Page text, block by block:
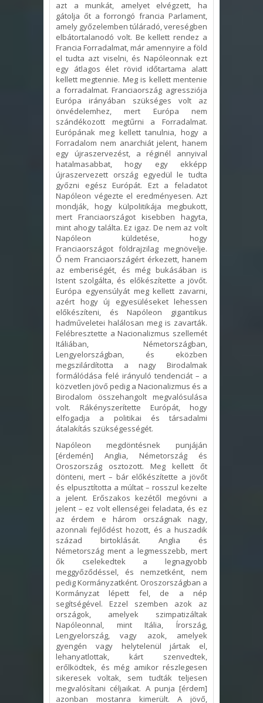
azt a munkát, amelyet elvégzett, ha
gátolja őt a forrongó francia Parlament,
amely győzelemben túláradó, vereségben
elbátortalanodó volt. Be kellett rendez a
Francia Forradalmat, már amennyire a föld
el tudta azt viselni, és Napóleonnak ezt
egy átlagos élet rövid időtartama alatt
kellett megtennie. Meg is kellett mentenie
a forradalmat. Franciaország agressziója
Európa irányában szükséges volt az
önvédelemhez, mert Európa nem
szándékozott megtűrni a Forradalmat.
Európának meg kellett tanulnia, hogy a
Forradalom nem anarchiát jelent, hanem
egy újraszervezést, a réginél annyival
hatalmasabbat, hogy egy ekképp
újraszervezett ország egyedül le tudta
győzni egész Európát. Ezt a feladatot
Napóleon végezte el eredményesen. Azt
mondják, hogy külpolitikája megbukott,
mert Franciaországot kisebben hagyta,
mint ahogy találta. Ez igaz. De nem az volt
Napóleon küldetése, hogy
Franciaországot földrajzilag megnövelje.
Ő nem Franciaországért érkezett, hanem
az emberiségét, és még bukásában is
Istent szolgálta, és előkészítette a jövőt.
Európa egyensúlyát meg kellett zavarni,
azért hogy új egyesüléseket lehessen
előkészíteni, és Napóleon gigantikus
hadműveletei halálosan meg is zavarták.
Felébresztette a Nacionalizmus szellemét
Itáliában, Németországban,
Lengyelországban, és eközben
megszilárdította a nagy Birodalmak
formálódása felé irányuló tendenciát – a
közvetlen jövő pedig a Nacionalizmus és a
Birodalom összehangolt megvalósulása
volt. Rákényszerítette Európát, hogy
elfogadja a politikai és társadalmi
átalakítás szükségességét.
Napóleon megdöntésnek punjáján
[érdemén] Anglia, Németország és
Oroszország osztozott. Meg kellett őt
dönteni, mert – bár előkészítette a jövőt
és elpusztította a múltat – rosszul kezelte
a jelent. Erőszakos kezétől megóvni a
jelent – ez volt ellenségei feladata, és ez
az érdem e három országnak nagy,
azonnali fejlődést hozott, és a huszadik
század birtoklását. Anglia és
Németország ment a legmesszebb, mert
ők cselekedtek a legnagyobb
meggyőződéssel, és nemzetként, nem
pedig Kormányzatként. Oroszországban a
Kormányzat lépett fel, de a nép
segítségével. Ezzel szemben azok az
országok, amelyek szimpatizáltak
Napóleonnal, mint Itália, Írország,
Lengyelország, vagy azok, amelyek
gyengén vagy helytelenül jártak el,
lehanyatlottak, kárt szenvedtek,
erőlködtek, és még amikor részlegesen
sikeresek voltak, sem tudták teljesen
megvalósítani céljaikat. A punja [érdem]
azonban mostanra kimerült. A jövő,